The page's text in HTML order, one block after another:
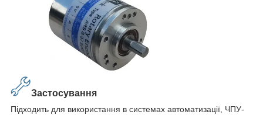
Застосування
Підходить для використання в системах автоматизації, ЧПУ-